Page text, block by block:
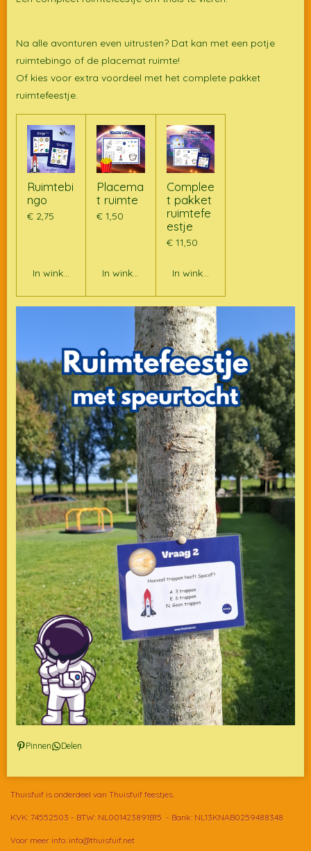
Na alle avonturen even uitrusten? Dat kan met een potje
ruimtebingo of de placemat ruimte!
Of kies voor extra voordeel met het complete pakket
ruimtefeestje.
Ruimtebi
ngo
€ 2,75
In winkelwagen
Placema
t ruimte
€ 1,50
In winkelwagen
Complee
t pakket
ruimtefe
estje
€ 11,50
In winkelwagen
Pinnen Delen
Thuisfuif is onderdeel van Thuisfuif feestjes.
KVK: 74552503 - BTW: NL001423891B15 - Bank: NL13KNAB0259488348
Voor meer info: info@thuisfuif.net